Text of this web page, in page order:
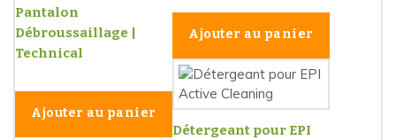
Pantalon
Débroussaillage |
Technical
Ajouter au panier
Ajouter au panier
Détergeant pour EPI